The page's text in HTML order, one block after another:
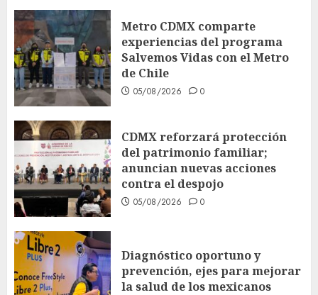
Metro CDMX comparte
experiencias del programa
Salvemos Vidas con el Metro
de Chile
05/08/2026 0
CDMX reforzará protección
del patrimonio familiar;
anuncian nuevas acciones
contra el despojo
05/08/2026 0
Diagnóstico oportuno y
prevención, ejes para mejorar
la salud de los mexicanos